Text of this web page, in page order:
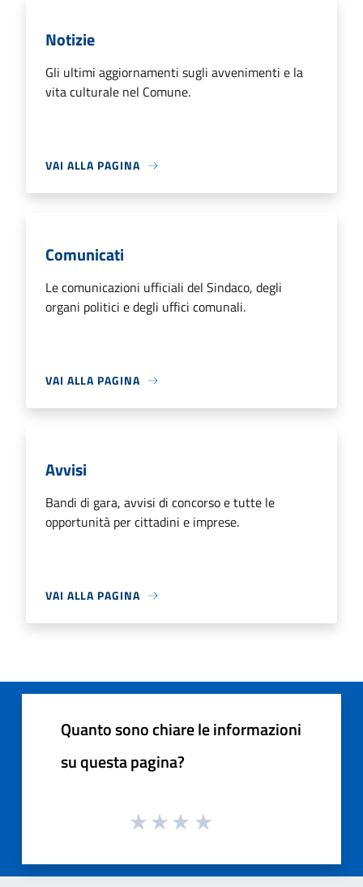
Notizie
Gli ultimi aggiornamenti sugli avvenimenti e la
vita culturale nel Comune.
VAI ALLA PAGINA
Comunicati
Le comunicazioni ufficiali del Sindaco, degli
organi politici e degli uffici comunali.
VAI ALLA PAGINA
Avvisi
Bandi di gara, avvisi di concorso e tutte le
opportunità per cittadini e imprese.
VAI ALLA PAGINA
Quanto sono chiare le informazioni
su questa pagina?